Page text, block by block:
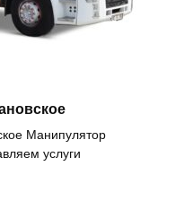
Манипулятор
услуги